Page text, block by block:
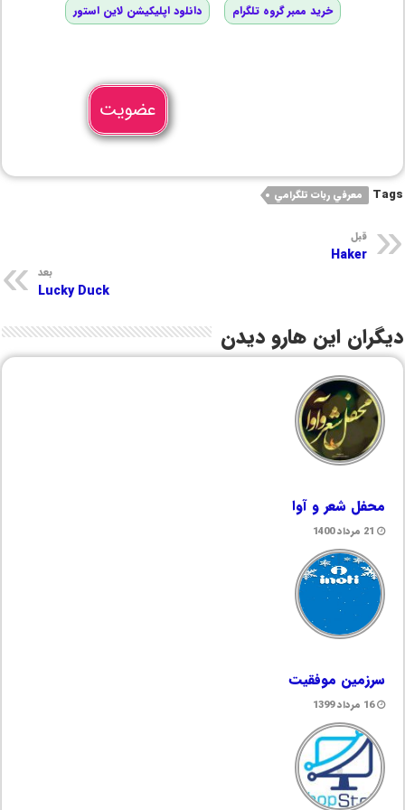
خرید ممبر گروه تلگرام دانلود اپلیکیشن لاین استور
عضویت
Tags معرفي ربات تلگرامي
قبل
Haker
بعد
Lucky Duck
دیگران این هارو دیدن
محفل شعر و آوا
21 مرداد 1400
سرزمین موفقیت
16 مرداد 1399